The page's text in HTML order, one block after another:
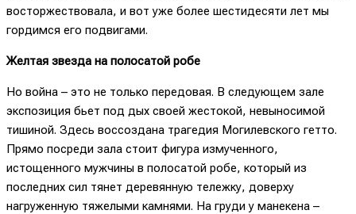
восторжествовала, и вот уже более шестидесяти лет мы
гордимся его подвигами.
Желтая звезда на полосатой робе
Но война – это не только передовая. В следующем зале
экспозиция бьет под дых своей жестокой, невыносимой
тишиной. Здесь воссоздана трагедия Могилевского гетто.
Прямо посреди зала стоит фигура измученного,
истощенного мужчины в полосатой робе, который из
последних сил тянет деревянную тележку, доверху
нагруженную тяжелыми камнями. На груди у манекена –